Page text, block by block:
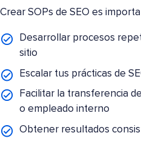
Crear SOPs de SEO es
Desarrollar procesos
sitio
Escalar tus prácticas de
Facilitar la transferencia
o empleado interno
Obtener resultados